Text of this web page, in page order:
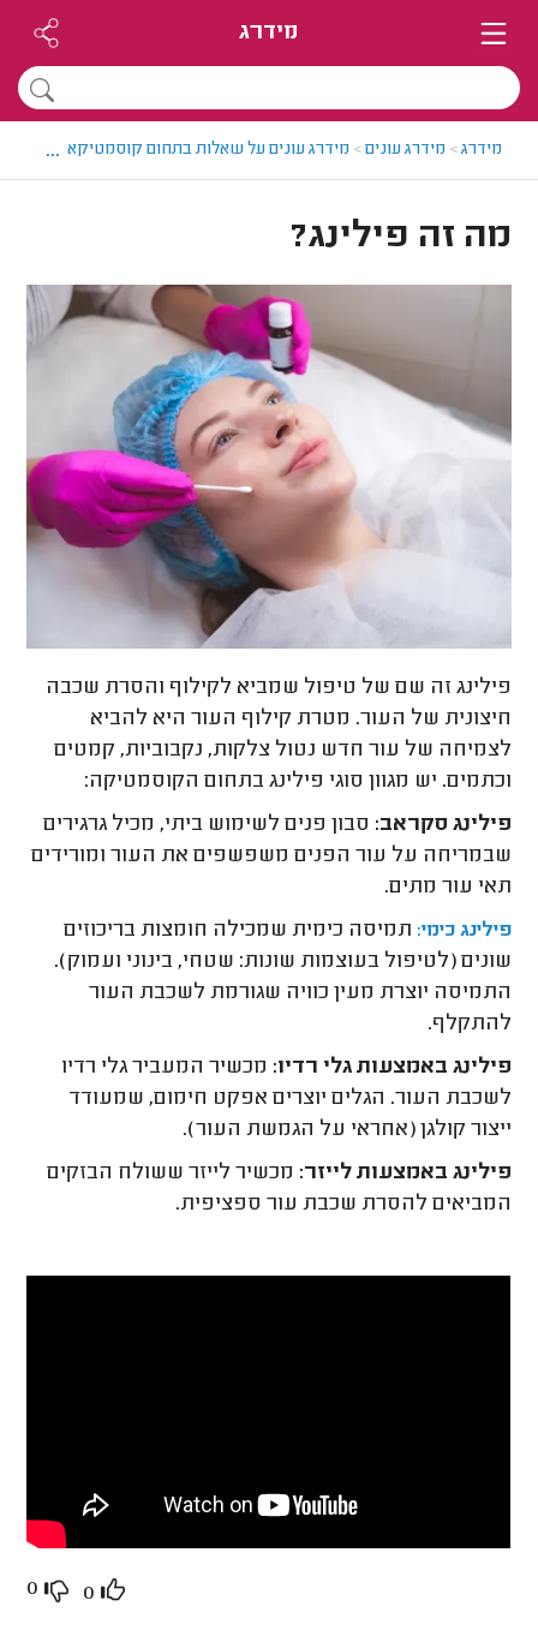
מידרג
מידרג> מידרג עונים> מידרג עונים על שאלות בתחום קוסמטיקאיות
...
מה זה פילינג?
פילינג זה שם של טיפול שמביא לקילוף והסרת שכבה
חיצונית של העור. מטרת קילוף העור היא להביא
לצמיחה של עור חדש נטול צלקות, נקבוביות, קמטים
וכתמים. יש מגוון סוגי פילינג בתחום הקוסמטיקה:
פילינג סקראב: סבון פנים לשימוש ביתי, מכיל גרגירים
שבמריחה על עור הפנים משפשפים את העור ומורידים
תאי עור מתים.
פילינג כימי: תמיסה כימית שמכילה חומצות בריכוזים
שונים (לטיפול בעוצמות שונות: שטחי, בינוני ועמוק).
התמיסה יוצרת מעין כוויה שגורמת לשכבת העור
להתקלף.
פילינג באמצעות גלי רדיו: מכשיר המעביר גלי רדיו
לשכבת העור. הגלים יוצרים אפקט חימום, שמעודד
ייצור קולגן (אחראי על הגמשת העור).
פילינג באמצעות לייזר: מכשיר לייזר ששולח הבזקים
המביאים להסרת שכבת עור ספציפית.
0
0